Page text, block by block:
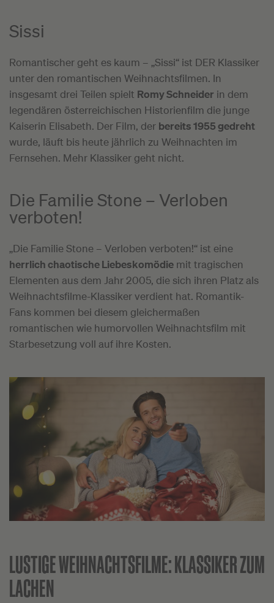
Sissi
Romantischer geht es kaum – „Sissi“ ist DER Klassiker
unter den romantischen Weihnachtsfilmen. In
insgesamt drei Teilen spielt Romy Schneider in dem
legendären österreichischen Historienfilm die junge
Kaiserin Elisabeth. Der Film, der bereits 1955 gedreht
wurde, läuft bis heute jährlich zu Weihnachten im
Fernsehen. Mehr Klassiker geht nicht.
Die Familie Stone – Verloben
verboten!
„Die Familie Stone – Verloben verboten!“ ist eine
herrlich chaotische Liebeskomödie mit tragischen
Elementen aus dem Jahr 2005, die sich ihren Platz als
Weihnachtsfilme-Klassiker verdient hat. Romantik-
Fans kommen bei diesem gleichermaßen
romantischen wie humorvollen Weihnachtsfilm mit
Starbesetzung voll auf ihre Kosten.
LUSTIGE WEIHNACHTSFILME:KLASSIKER ZUM
LACHEN